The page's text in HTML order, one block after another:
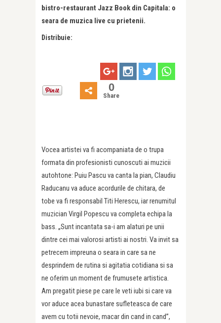
bistro-restaurant Jazz Book din Capitala: o
seara de muzica live cu prietenii.
Distribuie:
0
Share
Vocea artistei va fi acompaniata de o trupa
formata din profesionisti cunoscuti ai muzicii
autohtone: Puiu Pascu va canta la pian, Claudiu
Raducanu va aduce acordurile de chitara, de
tobe va fi responsabil Titi Herescu, iar renumitul
muzician Virgil Popescu va completa echipa la
bass. „Sunt incantata sa-i am alaturi pe unii
dintre cei mai valorosi artisti ai nostri. Va invit sa
petrecem impreuna o seara in care sa ne
desprindem de rutina si agitatia cotidiana si sa
ne oferim un moment de frumusete artistica.
Am pregatit piese pe care le veti iubi si care va
vor aduce acea bunastare sufleteasca de care
avem cu totii nevoie, macar din cand in cand”,